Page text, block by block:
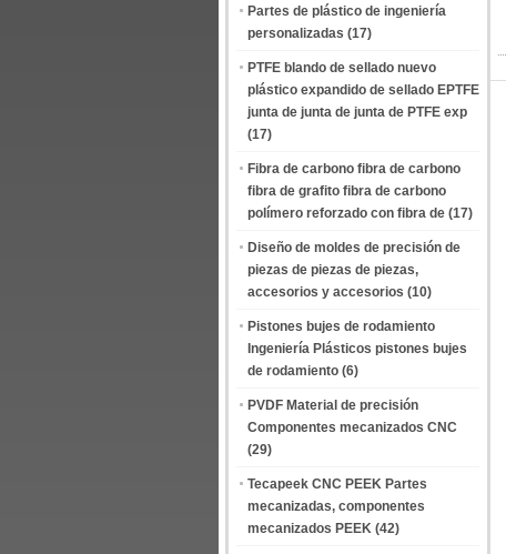
Partes de plástico de ingeniería
personalizadas (17)
PTFE blando de sellado nuevo
plástico expandido de sellado EPTFE
junta de junta de junta de PTFE exp
(17)
Fibra de carbono fibra de carbono
fibra de grafito fibra de carbono
polímero reforzado con fibra de (17)
Diseño de moldes de precisión de
piezas de piezas de piezas,
accesorios y accesorios (10)
Pistones bujes de rodamiento
Ingeniería Plásticos pistones bujes
de rodamiento (6)
PVDF Material de precisión
Componentes mecanizados CNC
(29)
Tecapeek CNC PEEK Partes
mecanizadas, componentes
mecanizados PEEK (42)